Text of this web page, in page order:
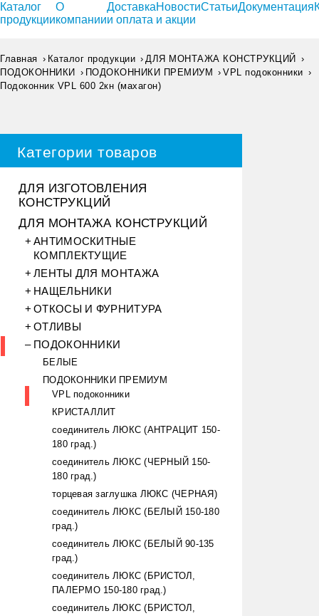
Каталог
продукции
О
компании
Доставка
и оплата
Новости
и акции
СтатьиДокументация
Главная Каталог продукции
ДЛЯ МОНТАЖА КОНСТРУКЦИЙ
ПОДОКОННИКИ
ПОДОКОННИКИ ПРЕМИУМ
VPL подоконники
Подоконник VPL 600 2кн (махагон)
Категории товаров
ДЛЯ ИЗГОТОВЛЕНИЯ
КОНСТРУКЦИЙ
ДЛЯ МОНТАЖА КОНСТРУКЦИЙ
АНТИМОСКИТНЫЕ
КОМПЛЕКТУЩИЕ
ЛЕНТЫ ДЛЯ МОНТАЖА
НАЩЕЛЬНИКИ
ОТКОСЫ И ФУРНИТУРА
ОТЛИВЫ
ПОДОКОННИКИ
БЕЛЫЕ
ПОДОКОННИКИ ПРЕМИУМ
VPL подоконники
КРИСТАЛЛИТ
соединитель ЛЮКС (АНТРАЦИТ 150-
180 град.)
соединитель ЛЮКС (ЧЕРНЫЙ 150-
180 град.)
торцевая заглушка ЛЮКС (ЧЕРНАЯ)
соединитель ЛЮКС (БЕЛЫЙ 150-180
град.)
соединитель ЛЮКС (БЕЛЫЙ 90-135
град.)
соединитель ЛЮКС (БРИСТОЛ,
ПАЛЕРМО 150-180 град.)
соединитель ЛЮКС (БРИСТОЛ,